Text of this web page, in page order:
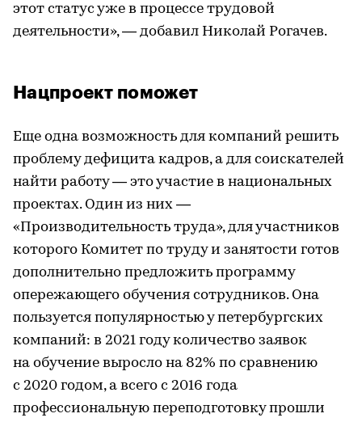
этот статус уже в процессе трудовой
деятельности», — добавил Николай Рогачев.
Нацпроект поможет
Еще одна возможность для компаний решить
проблему дефицита кадров, а для соискателей
найти работу — это участие в национальных
проектах. Один из них —
«Производительность труда», для участников
которого Комитет по труду и занятости готов
дополнительно предложить программу
опережающего обучения сотрудников. Она
пользуется популярностью у петербургских
компаний: в 2021 году количество заявок
на обучение выросло на 82% по сравнению
с 2020 годом, а всего с 2016 года
профессиональную переподготовку прошли